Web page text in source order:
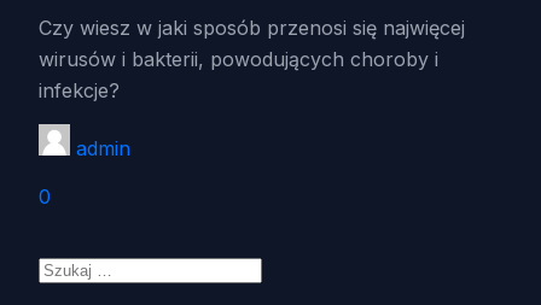
Czy wiesz w jaki sposób przenosi się najwięcej
wirusów i bakterii, powodujących choroby i
infekcje?
admin
0